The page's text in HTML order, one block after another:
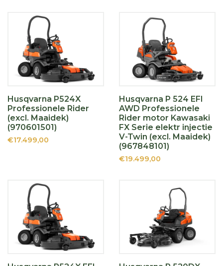
Husqvarna P524X
Professionele Rider
(excl. Maaidek)
(970601501)
€17.499,00
Husqvarna P 524 EFI
AWD Professionele
Rider motor Kawasaki
FX Serie elektr injectie
V-Twin (excl. Maaidek)
(967848101)
€19.499,00